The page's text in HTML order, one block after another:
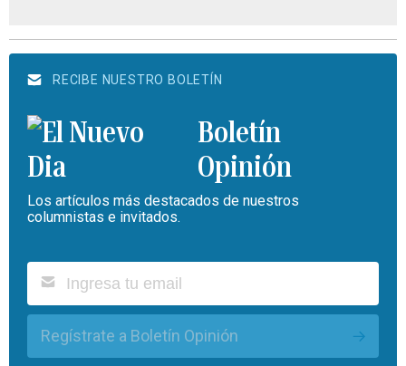
RECIBE NUESTRO BOLETÍN
Boletín
Opinión
Los artículos más destacados de nuestros
columnistas e invitados.
Regístrate a Boletín Opinión